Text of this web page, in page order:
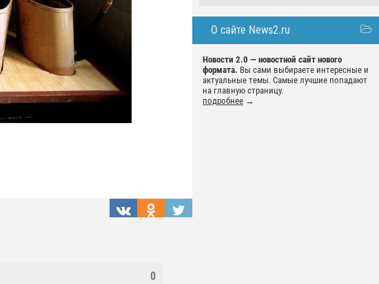
О сайте News2.ru
Новости 2.0 — новостной сайт нового
формата. Вы сами выбираете интересные и
актуальные темы. Самые лучшие попадают
на главную страницу.
подробнее →
0